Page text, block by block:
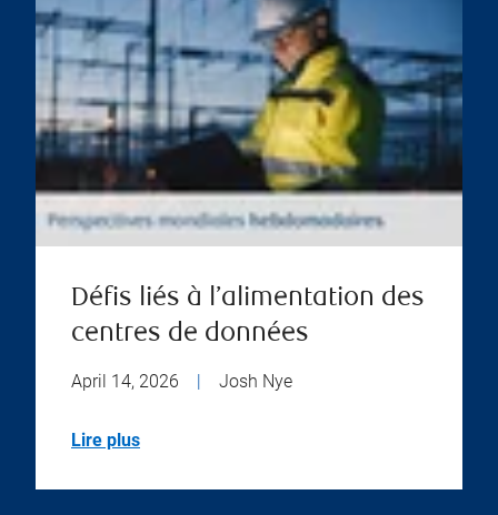
Défis liés à l’alimentation des
centres de données
April 14, 2026 Josh Nye
Lire plus